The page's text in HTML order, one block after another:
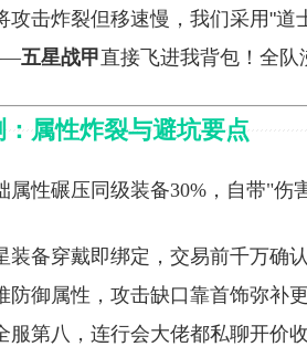
攻击炸裂但移速慢，我们采用"
五星战甲直接飞进我背包！全
属性炸裂与避坑要点
属性碾压同级装备30%，自带"伤
装备穿戴即绑定，交易前千万确
防御属性，攻击缺口靠首饰弥补
服第八，连行会大佬都私聊开价